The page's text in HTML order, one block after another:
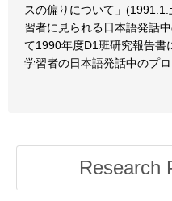
スの偏りについて」
習者に見られる日本語発話
て1990年度D1班研究報告書
学習者の日本語発話中のプ
Research